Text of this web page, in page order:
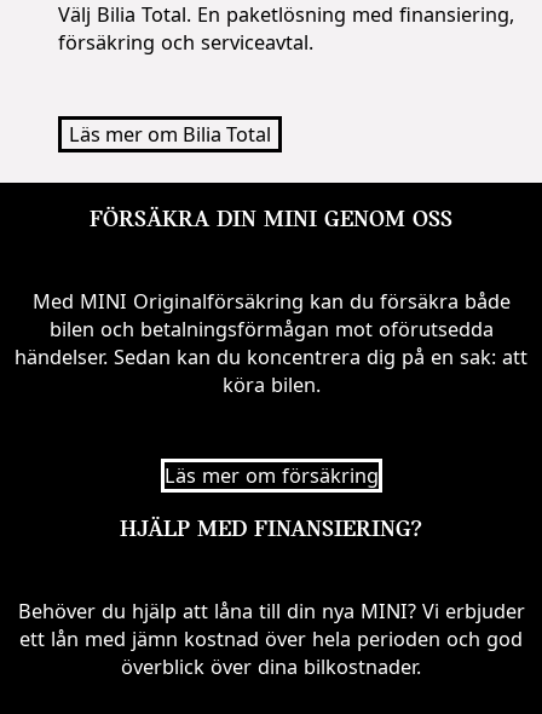
Välj Bilia Total. En paketlösning med finansiering,
försäkring och serviceavtal.
Läs mer om Bilia Total
FÖRSÄKRA DIN MINI GENOM OSS
Med MINI Originalförsäkring kan du försäkra både
bilen och betalningsförmågan mot oförutsedda
händelser. Sedan kan du koncentrera dig på en sak: att
köra bilen.
Läs mer om försäkring
HJÄLP MED FINANSIERING?
Behöver du hjälp att låna till din nya MINI? Vi erbjuder
ett lån med jämn kostnad över hela perioden och god
överblick över dina bilkostnader.